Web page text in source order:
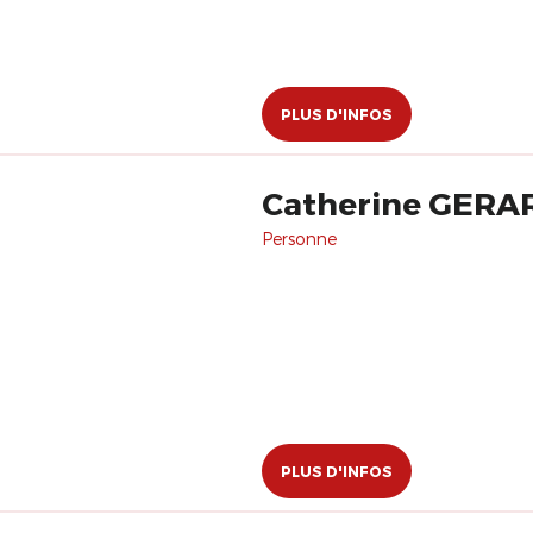
PLUS D'INFOS
Catherine
Personne
PLUS D'INFOS